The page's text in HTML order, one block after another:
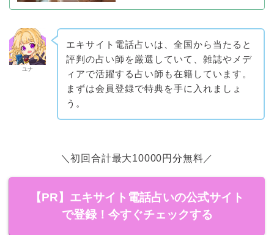
ユナ
エキサイト電話占いは、全国から当たると
評判の占い師を厳選していて、雑誌やメデ
ィアで活躍する占い師も在籍しています。
まずは会員登録で特典を手に入れましょ
う。
＼初回合計最大10000円分無料／
【PR】エキサイト電話占いの公式サイト
で登録！今すぐチェックする